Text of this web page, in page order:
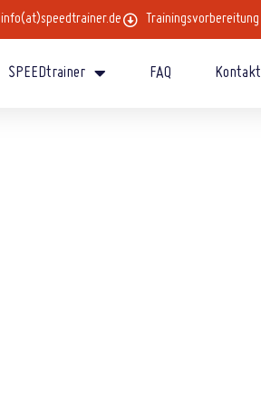
info(at)speedtrainer.de Trainingsvorbereitung
SPEEDtrainer FAQ Kontakt